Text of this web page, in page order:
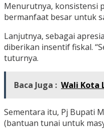
Menurutnya, konsistensi
bermanfaat besar untuk
Lanjutnya, sebagai
diberikan insentif fiskal.
tuturnya.
Baca Juga : Wali Kota
Sementara itu, Pj Bupati
(bantuan tunai untuk